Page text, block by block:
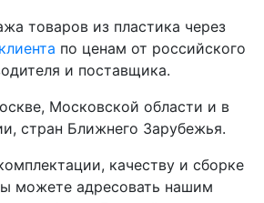
товаров из пластика через
по ценам от российского
и поставщика.
Московской области и в
стран Ближнего Зарубежья.
качеству и сборке
можете адресовать нашим